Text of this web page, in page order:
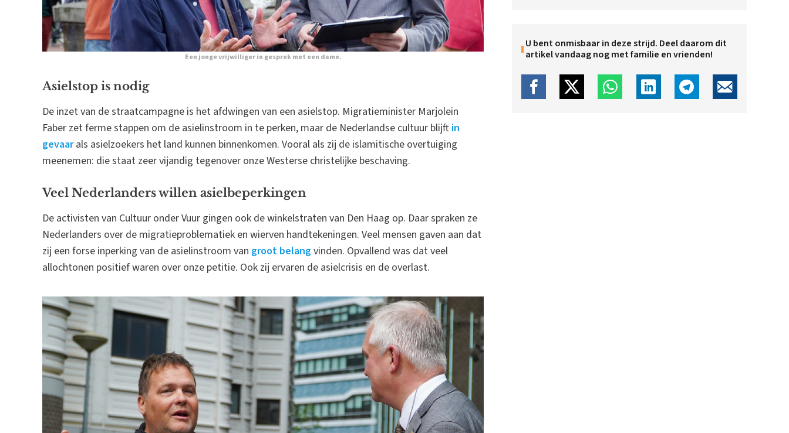
Een jonge vrijwilliger in gesprek met een dame.
Asielstop is nodig
De inzet van de straatcampagne is het afdwingen van een asielstop. Migratieminister Marjolein
Faber zet ferme stappen om de asielinstroom in te perken, maar de Nederlandse cultuur blijft in
gevaarals asielzoekers het land kunnen binnenkomen. Vooral als zij de islamitische overtuiging
meenemen: die staat zeer vijandig tegenover onze Westerse christelijke beschaving.
Veel Nederlanders willen asielbeperkingen
De activisten van Cultuur onder Vuur gingen ook de winkelstraten van Den Haag op. Daar spraken ze
Nederlanders over de migratieproblematiek en wierven handtekeningen. Veel mensen gaven aan dat
zij een forse inperking van de asielinstroom van groot belangvinden. Opvallend was dat veel
allochtonen positief waren over onze petitie. Ook zij ervaren de asielcrisis en de overlast.
U bent onmisbaar in deze strijd. Deel daarom dit
artikel vandaag nog met familie en vrienden!